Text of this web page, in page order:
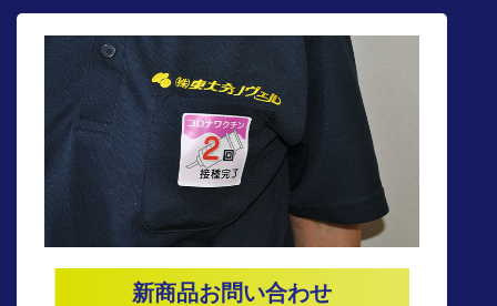
新商品お問い合わせ